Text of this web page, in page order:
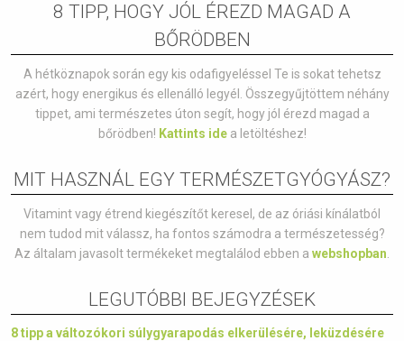
8 TIPP, HOGY JÓL ÉREZD MAGAD A
BŐRÖDBEN
A hétköznapok során egy kis odafigyeléssel Te is sokat tehetsz
azért, hogy energikus és ellenálló legyél. Összegyűjtöttem néhány
tippet, ami természetes úton segít, hogy jól érezd magad a
bőrödben! Kattints idea letöltéshez!
MIT HASZNÁL EGY TERMÉSZETGYÓGYÁSZ?
Vitamint vagy étrend kiegészítőt keresel, de az óriási kínálatból
nem tudod mit válassz, ha fontos számodra a természetesség?
Az általam javasolt termékeket megtalálod ebben a webshopban
LEGUTÓBBI BEJEGYZÉSEK
8 tipp a változókori súlygyarapodás elkerülésére, leküzdésére